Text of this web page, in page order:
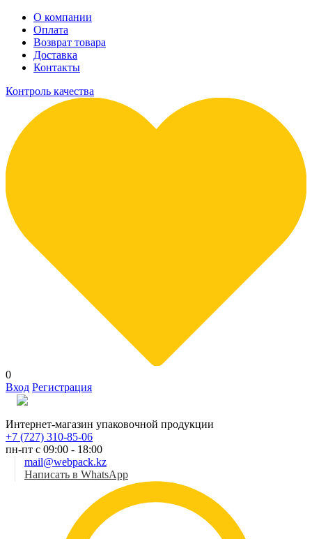
О компании
Оплата
Возврат товара
Доставка
Контакты
Контроль качества
0
Вход Регистрация
Интернет-магазин упаковочной продукции
+7 (727) 310-85-06
пн-пт с 09:00 - 18:00
mail@webpack.kz
Написать в WhatsApp